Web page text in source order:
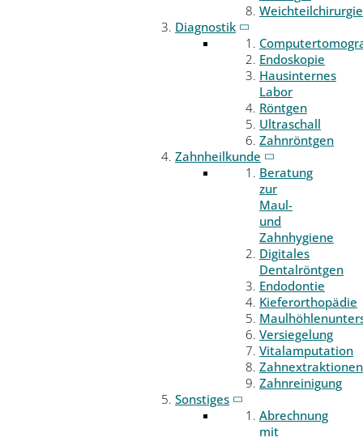
Weichteilchirurgie
Diagnostik
Endoskopie
Hausinternes
Labor
Röntgen
Ultraschall
Zahnröntgen
Zahnheilkunde
Beratung
zur
Maul-
und
Zahnhygiene
Digitales
Dentalröntgen
Endodontie
Kieferorthopädie
Versiegelung
Vitalamputation
Zahnextraktionen
Zahnreinigung
Sonstiges
Abrechnung
mit